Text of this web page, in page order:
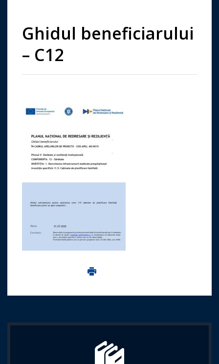
Ghidul beneficiarului
– C12
Imprima aceasta pagina